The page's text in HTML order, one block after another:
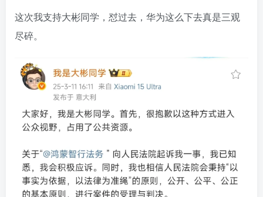
这次我支持大彬同学，怼过去，华为这么下去真是三观
尽碎。